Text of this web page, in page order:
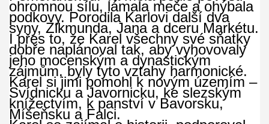
ohromnou sílu, lámala meče a ohýbala
podkovy. Porodila Karlovi další dva
syny, Zikmunda, Jana a dceru Markétu.
I přes to, že Karel všechny své sňatky
dobře naplánoval tak, aby vyhovovaly
jeho mocenským a dynastickým
zájmům, byly tyto vztahy harmonické.
Karel si jimi pomohl k novým územím –
Svídnicku a Javornicku, ke slezským
knížectvím, k panství v Bavorsku,
Míšeňsku a Falci.